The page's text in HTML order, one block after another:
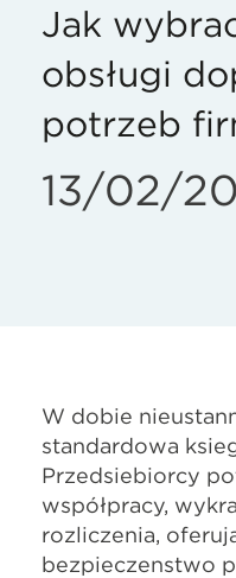
Jak
obsługi
potrzeb
13/02/
W dobie
standardowa
Przedsiębiorcy
współpracy,
rozliczenia,
bezpieczeństwo